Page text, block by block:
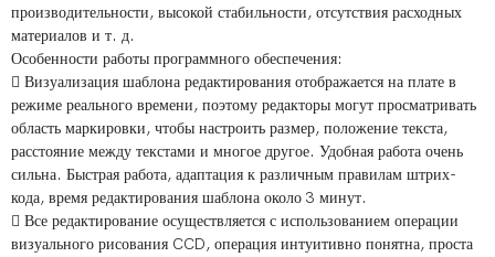
производительности, высокой стабильности, отсутствия расходных
материалов и т. д.
Особенности работы программного обеспечения:
 Визуализация шаблона редактирования отображается на плате в
режиме реального времени, поэтому редакторы могут просматривать
область маркировки, чтобы настроить размер, положение текста,
расстояние между текстами и многое другое. Удобная работа очень
сильна. Быстрая работа, адаптация к различным правилам штрих-
кода, время редактирования шаблона около 3 минут.
 Все редактирование осуществляется с использованием операции
визуального рисования CCD, операция интуитивно понятна, проста